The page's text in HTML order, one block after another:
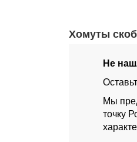
Хомуты
Не
Мы
точку